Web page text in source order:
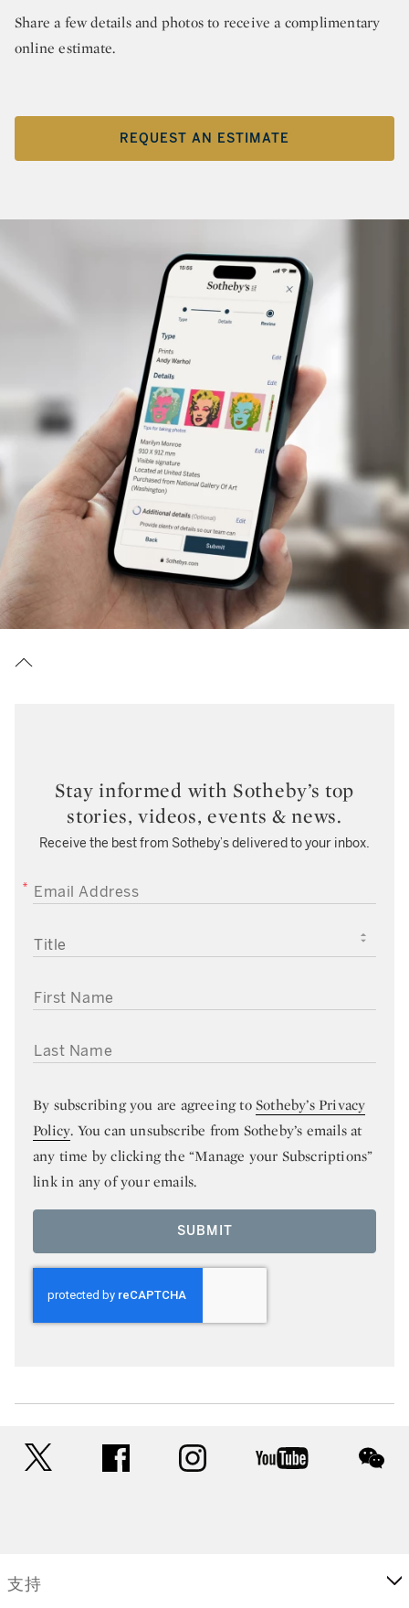
Share a few details and photos to receive a complimentary
online estimate.
REQUEST AN ESTIMATE
Stay informed with Sotheby’s top
stories, videos, events & news.
Receive the best from Sotheby’s delivered to your inbox.
EMAIL ADDRESS
TITLE
FIRST NAME
LAST NAME
By subscribing you are agreeing toSotheby’s Privacy
Policy. You can unsubscribe from Sotheby’s emails at
any time by clicking the “Manage your Subscriptions”
link in any of your emails.
SUBMIT
facebook instagram youtube
支持